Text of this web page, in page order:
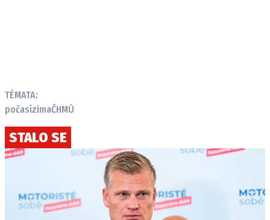
TÉMATA:
počasízimaČHMÚ
STALO SE